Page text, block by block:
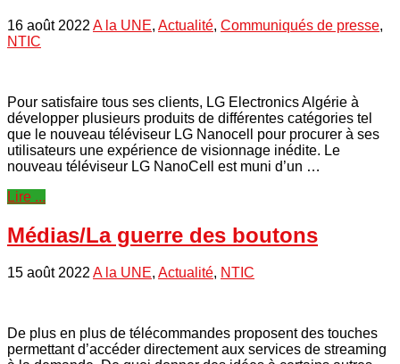
16 août 2022 A la UNE, Actualité, Communiqués de presse,
NTIC
Pour satisfaire tous ses clients, LG Electronics Algérie à
développer plusieurs produits de différentes catégories tel
que le nouveau téléviseur LG Nanocell pour procurer à ses
utilisateurs une expérience de visionnage inédite. Le
nouveau téléviseur LG NanoCell est muni d’un …
Lire ...
Médias/La guerre des boutons
15 août 2022A la UNE, Actualité, NTIC
De plus en plus de télécommandes proposent des touches
permettant d’accéder directement aux services de streaming